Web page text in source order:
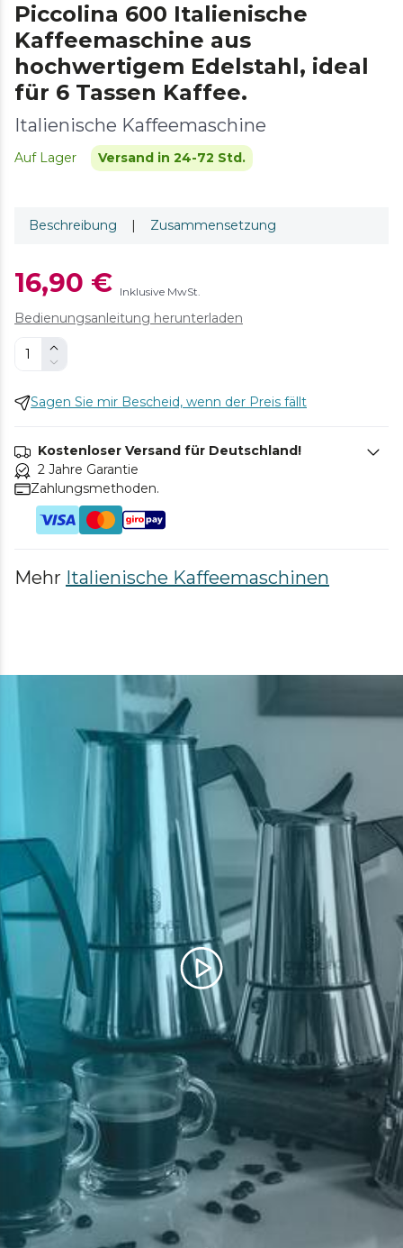
Piccolina 600 Italienische
Kaffeemaschine aus
hochwertigem Edelstahl, ideal
für 6 Tassen Kaffee.
Italienische Kaffeemaschine
Auf Lager Versand in 24-72 Std.
Beschreibung | Zusammensetzung
16,90 € Inklusive MwSt.
Bedienungsanleitung herunterladen
Sagen Sie mir Bescheid, wenn der Preis fällt
Kostenloser Versand für Deutschland!
2 Jahre Garantie
Zahlungsmethoden.
Mehr Italienische Kaffeemaschinen